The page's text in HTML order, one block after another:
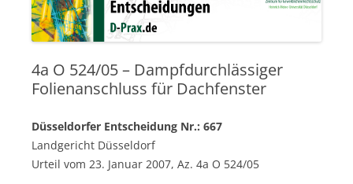
4a O 524/05 – Dampfdurchlässiger
Folienanschluss für Dachfenster
Düsseldorfer Entscheidung Nr.: 667
Landgericht Düsseldorf
Urteil vom 23. Januar 2007, Az. 4a O 524/05